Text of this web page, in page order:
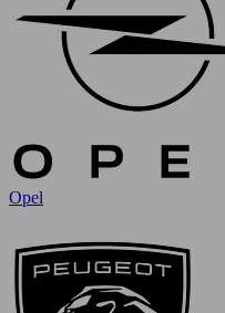
Opel